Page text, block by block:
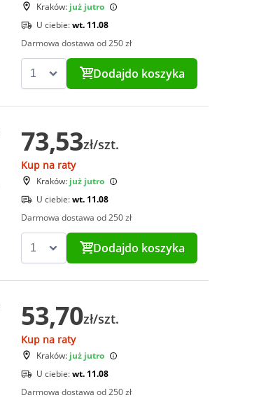
Kraków: już jutro
U ciebie:wt. 11.08
Darmowa dostawa od 250 zł
Dodajdo koszyka
73,53zł/szt.
Kup na raty
Kraków: już jutro
U ciebie:wt. 11.08
Darmowa dostawa od 250 zł
Dodajdo koszyka
53,70zł/szt.
Kup na raty
Kraków: już jutro
U ciebie:wt. 11.08
Darmowa dostawa od 250 zł